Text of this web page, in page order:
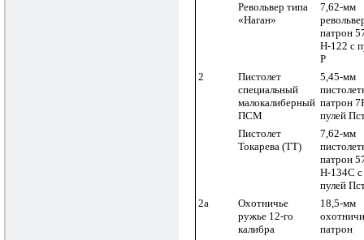
Револьвер типа
«Наган»
7,62-мм
патрон
Н-122 с
Р
2
Пистолет
специальный
малокалиберный
ПСМ
5,45-мм
патрон
пулей
Пистолет
Токарева (ТТ)
7,62-мм
патрон
Н-134С с
пулей
2а
Охотничье
ружье 12-го
калибра
18,5-мм
патрон